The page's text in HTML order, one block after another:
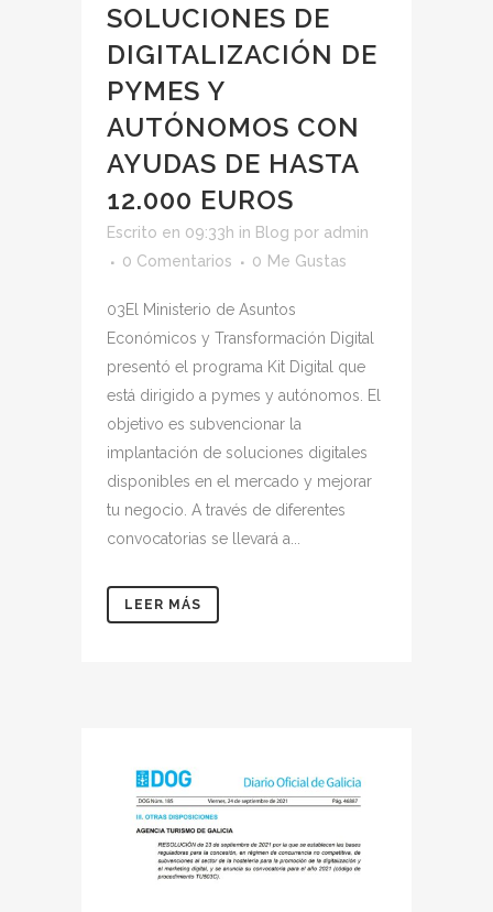
SOLUCIONES DE
DIGITALIZACIÓN DE
PYMES Y
AUTÓNOMOS CON
AYUDAS DE HASTA
12.000 EUROS
Escrito en 09:33h in Blog por admin
0 Comentarios
0 Me Gustas
03El Ministerio de Asuntos
Económicos y Transformación Digital
presentó el programa Kit Digital que
está dirigido a pymes y autónomos. El
objetivo es subvencionar la
implantación de soluciones digitales
disponibles en el mercado y mejorar
tu negocio. A través de diferentes
convocatorias se llevará a...
LEER MÁS